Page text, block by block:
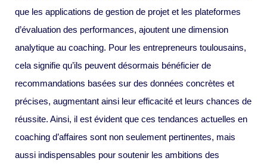
que les applications de gestion de projet et les plateformes
d’évaluation des performances, ajoutent une dimension
analytique au coaching. Pour les entrepreneurs toulousains,
cela signifie qu’ils peuvent désormais bénéficier de
recommandations basées sur des données concrètes et
précises, augmentant ainsi leur efficacité et leurs chances de
réussite. Ainsi, il est évident que ces tendances actuelles en
coaching d’affaires sont non seulement pertinentes, mais
aussi indispensables pour soutenir les ambitions des